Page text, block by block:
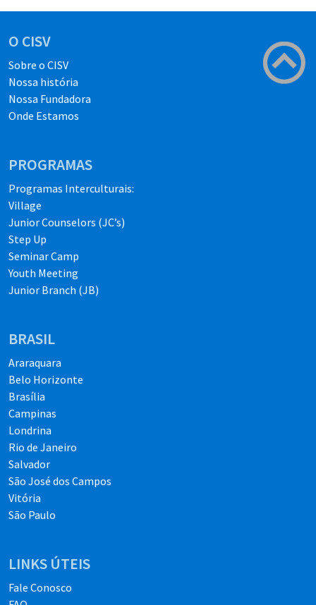
O CISV
Sobre o CISV
Nossa história
Nossa Fundadora
Onde Estamos
PROGRAMAS
Programas Interculturais:
Village
Junior Counselors (JC’s)
Step Up
Seminar Camp
Youth Meeting
Junior Branch (JB)
BRASIL
Araraquara
Belo Horizonte
Brasília
Campinas
Londrina
Rio de Janeiro
Salvador
São José dos Campos
Vitória
São Paulo
LINKS ÚTEIS
Fale Conosco